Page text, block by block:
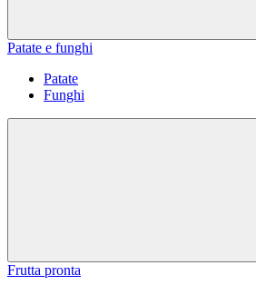
Patate e funghi
Patate
Funghi
Frutta pronta